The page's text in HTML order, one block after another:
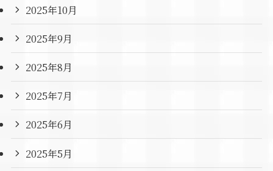
2025年10月
2025年9月
2025年8月
2025年7月
2025年6月
2025年5月